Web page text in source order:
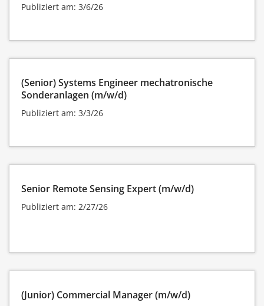
Publiziert am: 3/6/26
(Senior) Systems Engineer mechatronische
Sonderanlagen (m/w/d)
Publiziert am: 3/3/26
Senior Remote Sensing Expert (m/w/d)
Publiziert am: 2/27/26
(Junior) Commercial Manager (m/w/d)